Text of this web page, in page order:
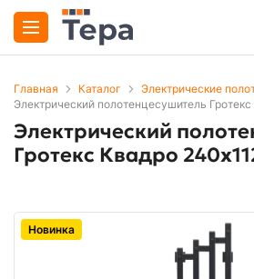
Главная Каталог
Электрические
Электрический полотенцесушитель
Электрический
Гротекс Квадро
Новинка